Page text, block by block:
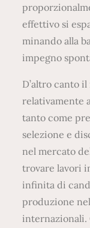
effettivo si
minando alla
impegno
D’altro canto
relativamente
tanto come
selezione e
nel mercato
trovare lavori
infinita di
produzione
internazionali.